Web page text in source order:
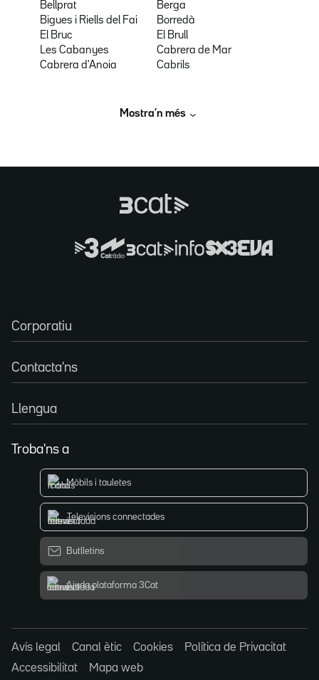
Bellprat
Berga
Bigues i Riells del Fai
Borredà
El Bruc
El Brull
Les Cabanyes
Cabrera de Mar
Cabrera d'Anoia
Cabrils
Mostra’n més
Corporatiu
Contacta'ns
Llengua
Troba'ns a
Mòbils i tauletes
Televisions connectades
Butlletins
Ajuda plataforma 3Cat
Avís legal Canal ètic Cookies
Política de Privacitat
Accessibilitat
Mapa web